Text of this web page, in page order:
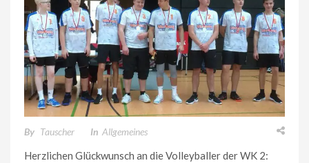
By Tauscher In Allgemeines
Herzlichen Glückwunsch an die Volleyballer der WK 2: